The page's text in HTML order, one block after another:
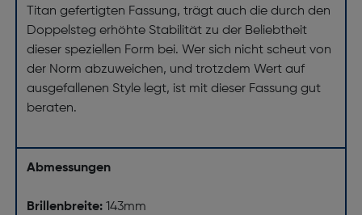
Titan gefertigten Fassung, trägt auch die durch den
Doppelsteg erhöhte Stabilität zu der Beliebtheit
dieser speziellen Form bei. Wer sich nicht scheut von
der Norm abzuweichen, und trotzdem Wert auf
ausgefallenen Style legt, ist mit dieser Fassung gut
beraten.
Abmessungen
Brillenbreite: 143mm